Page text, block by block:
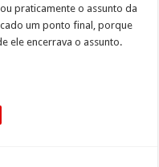
praticamente o assunto da
um ponto final, porque
ele encerrava o assunto.